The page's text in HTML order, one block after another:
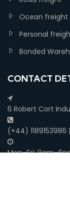
Ocean freight
Personal
Bonded
CONTACT
6 Robert Cort
(+44)
Mon–Fri: